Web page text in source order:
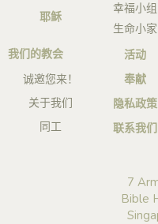
耶稣
我们的教会
诚邀您来！
关于我们
同工
幸福小组
生命小家
活动
奉献
隐私政策
联系我们
7
Bible